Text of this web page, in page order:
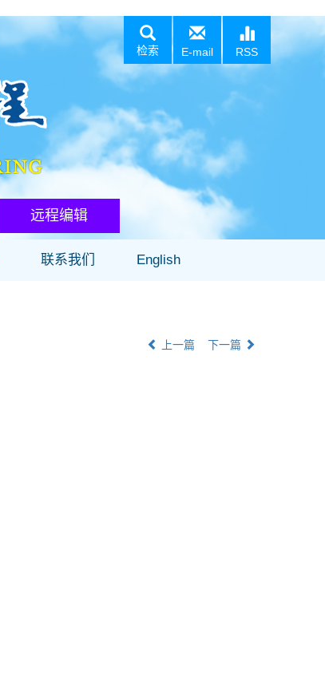
检索 E-mail RSS
远程编辑
联系我们 English
上一篇 下一篇